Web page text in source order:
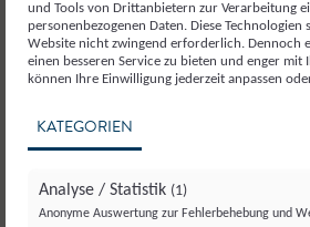
und Tools von Drittanbietern zur Verarbeitung
personenbezogenen Daten. Diese
Website nicht zwingend erforderlich. Dennoch
einen besseren Service zu bieten und enger mit
können Ihre Einwilligung jederzeit anpassen
KATEGORIEN
Analyse / Statistik (1)
Anonyme Auswertung zur Fehlerbehebung und